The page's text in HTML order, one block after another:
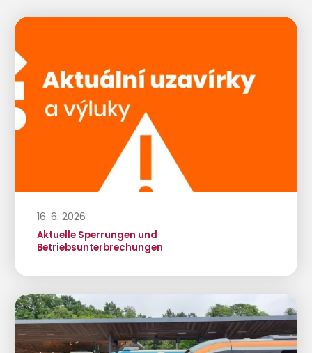
16. 6. 2026
Aktuelle Sperrungen und
Betriebsunterbrechungen